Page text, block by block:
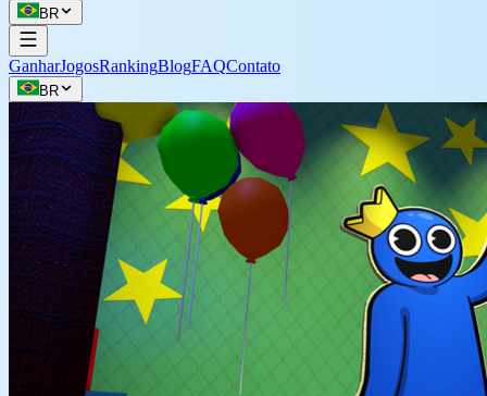
BR
GanharJogosRankingBlogFAQContato
BR